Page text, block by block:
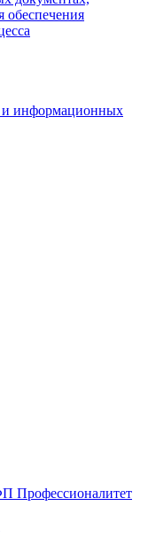
обеспечения
и информационных
Профессионалитет